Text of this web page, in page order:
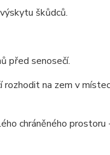
škůdců.
před senosečí.
na zem v
chráněného prostoru